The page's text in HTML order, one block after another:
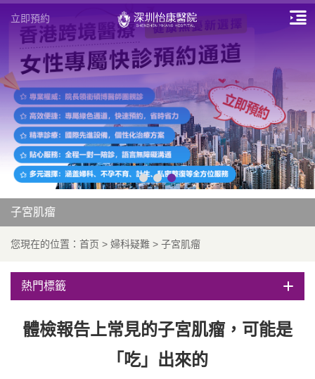
立即預約
子宮肌瘤
您現在的位置： 首页 > 婦科疑難 > 子宮肌瘤
熱門標籤
​體檢報告上常見的子宮肌瘤，可能是
「吃」出來的